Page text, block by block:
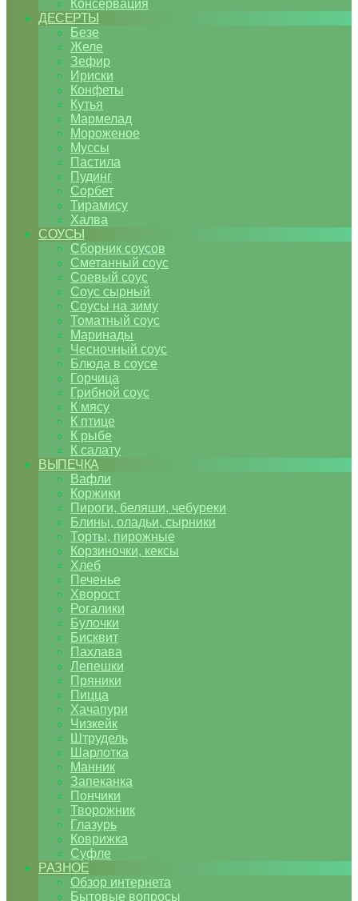
Консервация
ДЕСЕРТЫ
Безе
Желе
Зефир
Ириски
Конфеты
Кутья
Мармелад
Мороженое
Муссы
Пастила
Пудинг
Сорбет
Тирамису
Халва
СОУСЫ
Сборник соусов
Сметанный соус
Соевый соус
Соус сырный
Соусы на зиму
Томатный соус
Маринады
Чесночный соус
Блюда в соусе
Горчица
Грибной соус
К мясу
К птице
К рыбе
К салату
ВЫПЕЧКА
Вафли
Коржики
Пироги, беляши, чебуреки
Блины, оладьи, сырники
Торты, пирожные
Корзиночки, кексы
Хлеб
Печенье
Хворост
Рогалики
Булочки
Бисквит
Пахлава
Лепешки
Пряники
Пицца
Хачапури
Чизкейк
Штрудель
Шарлотка
Манник
Запеканка
Пончики
Творожник
Глазурь
Коврижка
Суфле
РАЗНОЕ
Обзор интернета
Бытовые вопросы